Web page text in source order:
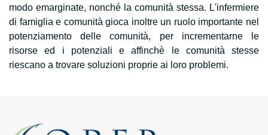
modo emarginate, nonché la comunità stessa. L'infermiere
di famiglia e comunità gioca inoltre un ruolo importante nel
potenziamento delle comunità, per incrementarne le
risorse ed i potenziali e affinchè le comunità stesse
riescano a trovare soluzioni proprie ai loro problemi.